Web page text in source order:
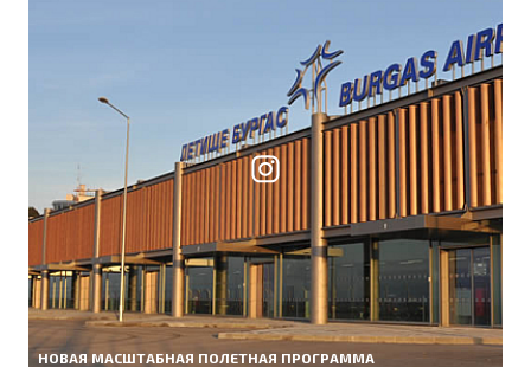
НОВАЯ МАСШТАБНАЯ ПОЛЕТНАЯ ПРОГРАММА